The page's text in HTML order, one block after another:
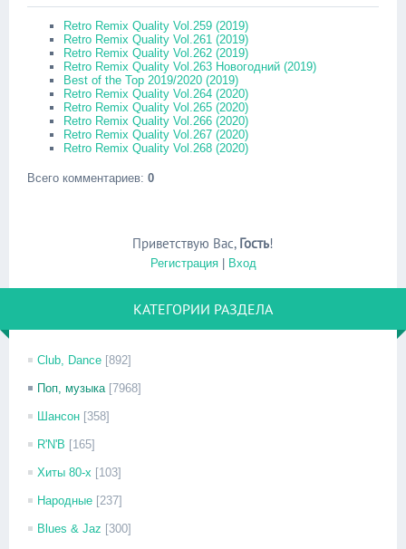
Retro Remix Quality Vol.259 (2019)
Retro Remix Quality Vol.261 (2019)
Retro Remix Quality Vol.262 (2019)
Retro Remix Quality Vol.263 Новогодний (2019)
Best of the Top 2019/2020 (2019)
Retro Remix Quality Vol.264 (2020)
Retro Remix Quality Vol.265 (2020)
Retro Remix Quality Vol.266 (2020)
Retro Remix Quality Vol.267 (2020)
Retro Remix Quality Vol.268 (2020)
Всего комментариев: 0
Приветствую Вас, Гость!
Регистрация| Вход
КАТЕГОРИИ РАЗДЕЛА
Club, Dance [892]
Поп, музыка [7968]
Шансон [358]
R'N'B [165]
Хиты 80-х [103]
Народные [237]
Blues & Jaz [300]